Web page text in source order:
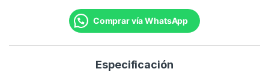
Comprar vía WhatsApp
Especificación